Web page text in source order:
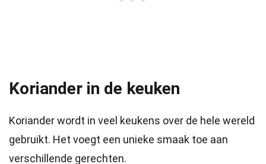
Koriander in de keuken
Koriander wordt in veel keukens over de hele wereld
gebruikt. Het voegt een unieke smaak toe aan
verschillende gerechten.